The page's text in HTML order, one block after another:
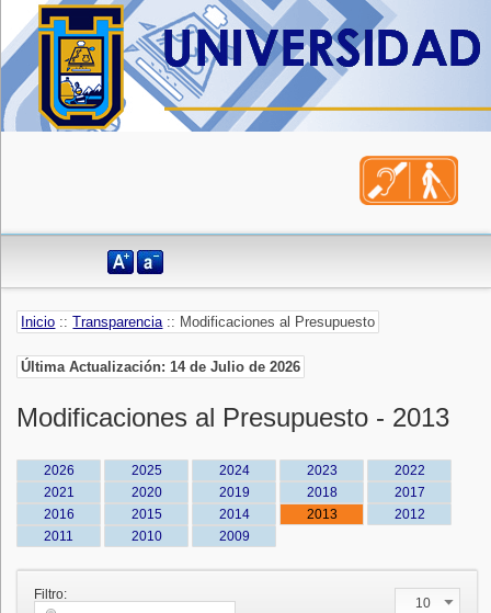
Inicio ::Transparencia:: Modificaciones al Presupuesto
Última Actualización: 14 de Julio de 2026
Modificaciones al Presupuesto - 2013
2026 2025 2024 2023
2022
2021
2020 2019 2018
2017
2016
2015 2014 2013
2012
2011
2010 2009
Filtro:
10